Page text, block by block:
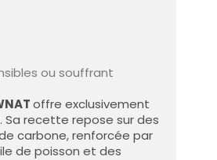
ou souffrant
offre exclusivement
recette repose sur des
carbone, renforcée par
de poisson et des